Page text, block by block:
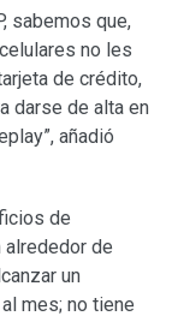
sabemos que,
no les
de crédito,
darse de alta en
añadió
de
de
un
mes; no tiene